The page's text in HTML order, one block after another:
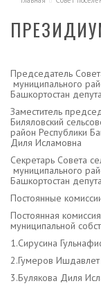
Председатель
муниципального
Башкортостан
Заместитель
Биляловский
район Республики
Диля Исламовна
Секретарь Совета
муниципального
Башкортостан
Постоянные
Постоянная
муниципальной
1.Сирусина
2.Гумеров
3.Булякова Диля